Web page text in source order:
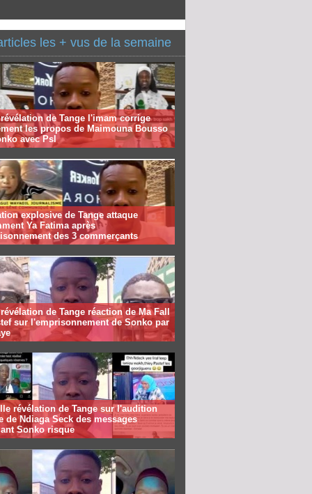
les + vus de la semaine
de Tange l'imam corrige
les propos de Maimouna Bousso
avec Psl
explosive de Tange attaque
Ya Fatima après
des 3 commerçants
de Tange réaction de Ma Fall
sur l'emprisonnement de Sonko par
révélation de Tange sur l'audition
de Ndiaga Seck des messages
Sonko risque